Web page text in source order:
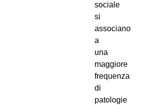
sociale
si
associano
a
una
maggiore
frequenza
di
patologie